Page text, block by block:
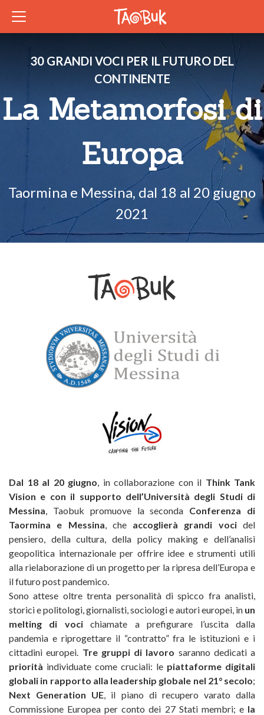
30 GRANDI VOCI PER IL FUTURO DEL
CONTINENTE
La Metamorfosi di
Europa
Taormina e Messina, dal 18 al 20 giugno
2021
Dal 18 al 20 giugno, in collaborazione con il Think Tank
Vision e con il supporto dell’Università degli Studi di
Messina, Taobuk promuove la seconda Conferenza di
Taormina e Messina, che accoglierà grandi vocidel
pensiero, della cultura, della policy making e dell’analisi
geopolitica internazionale per offrire idee e strumenti utili
alla rielaborazione di un progetto per la ripresa dell’Europa e
il futuro post pandemico.
Sono attese oltre trenta personalità di spicco fra analisti,
storici e politologi, giornalisti, sociologi e autori europei, in un
melting di vocichiamate a prefigurare l’uscita dalla
pandemia e riprogettare il “contratto” fra le istituzioni e i
cittadini europei. Tre gruppi di lavoro saranno dedicati a
priorità individuate come cruciali: le piattaforme digitali
globali in rapporto alla leadership globale nel 21° secolo;
Next Generation UE, il piano di recupero varato dalla
Commissione Europea per conto dei 27 Stati membri; e la